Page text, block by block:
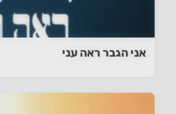
אני הגבר ראה עני